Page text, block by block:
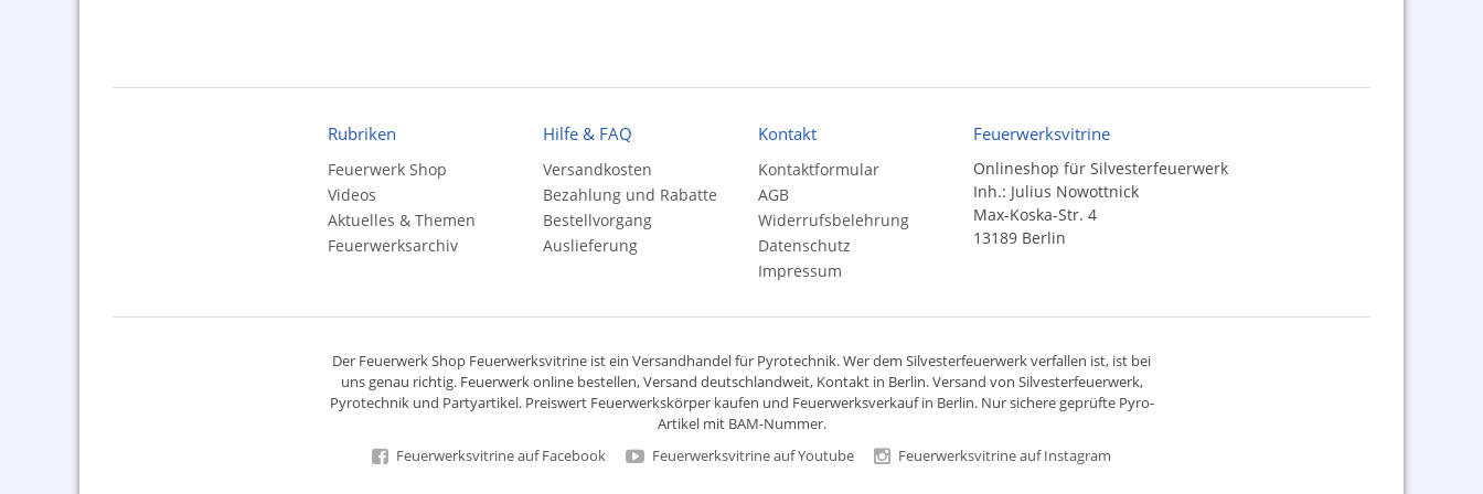
Rubriken
Feuerwerk Shop
Videos
Aktuelles & Themen
Feuerwerksarchiv
Hilfe & FAQ
Versandkosten
Bezahlung und Rabatte
Bestellvorgang
Auslieferung
Kontakt
Kontaktformular
AGB
Widerrufsbelehrung
Datenschutz
Impressum
Feuerwerksvitrine
Onlineshop für Silvesterfeuerwerk
Inh.: Julius Nowottnick
Max-Koska-Str. 4
13189 Berlin
Der Feuerwerk Shop Feuerwerksvitrine ist ein Versandhandelfür Pyrotechnik. Wer dem Silvesterfeuerwerk verfallen ist, ist bei
uns genau richtig. Feuerwerk online bestellen,Versand deutschlandweit, Kontakt in Berlin. Versand von Silvesterfeuerwerk,
Pyrotechnikund Partyartikel. Preiswert Feuerwerkskörperkaufen und Feuerwerksverkauf in Berlin. Nur sichere geprüfte Pyro-
Artikel mit BAM-Nummer.
Feuerwerksvitrine auf Facebook
Feuerwerksvitrine auf Youtube Feuerwerksvitrine auf Instagram